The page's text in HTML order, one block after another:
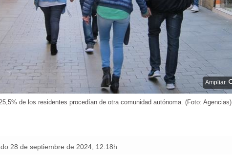
Ampliar
de los residentes procedían de otra comunidad autónoma. (Foto: Agencias)
28 de septiembre de 2024, 12:18h